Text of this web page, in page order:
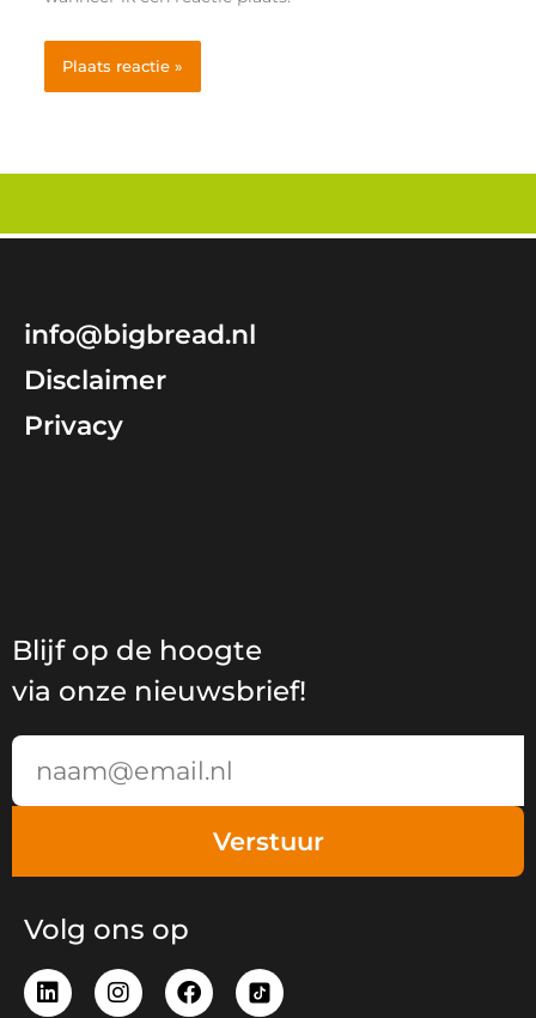
info@bigbread.nl
Disclaimer
Privacy
Blijf op de hoogte
via onze nieuwsbrief!
Verstuur
Volg ons op
L
i
I
n
F
a